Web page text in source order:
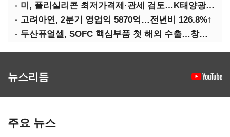
미, 폴리실리콘 최저가격제·관세 검토…K태양광 입지 확대 기대
고려아연, 2분기 영업익 5870억…전년비 126.8%↑
두산퓨얼셀, SOFC 핵심부품 첫 해외 수출…창사 이래 최대 규모
뉴스리듬
주요 뉴스